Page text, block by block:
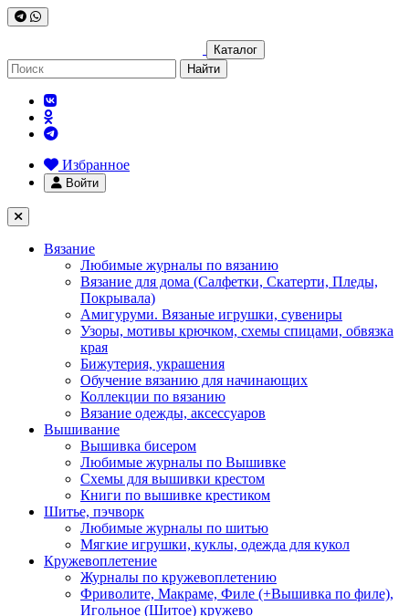
Каталог
Найти
Избранное
Войти
Вязание
Любимые журналы по вязанию
Вязание для дома (Салфетки, Скатерти, Пледы,
Покрывала)
Амигуруми. Вязаные игрушки, сувениры
Узоры, мотивы крючком, схемы спицами, обвязка
края
Бижутерия, украшения
Обучение вязанию для начинающих
Коллекции по вязанию
Вязание одежды, аксессуаров
Вышивание
Вышивка бисером
Любимые журналы по Вышивке
Схемы для вышивки крестом
Книги по вышивке крестиком
Шитье, пэчворк
Любимые журналы по шитью
Мягкие игрушки, куклы, одежда для кукол
Кружевоплетение
Журналы по кружевоплетению
Фриволите, Макраме, Филе (+Вышивка по филе),
Игольное (Шитое) кружево